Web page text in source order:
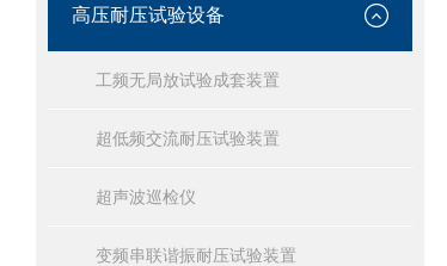
高压耐压试验设备
工频无局放试验成套装置
超低频交流耐压试验装置
超声波巡检仪
变频串联谐振耐压试验装置